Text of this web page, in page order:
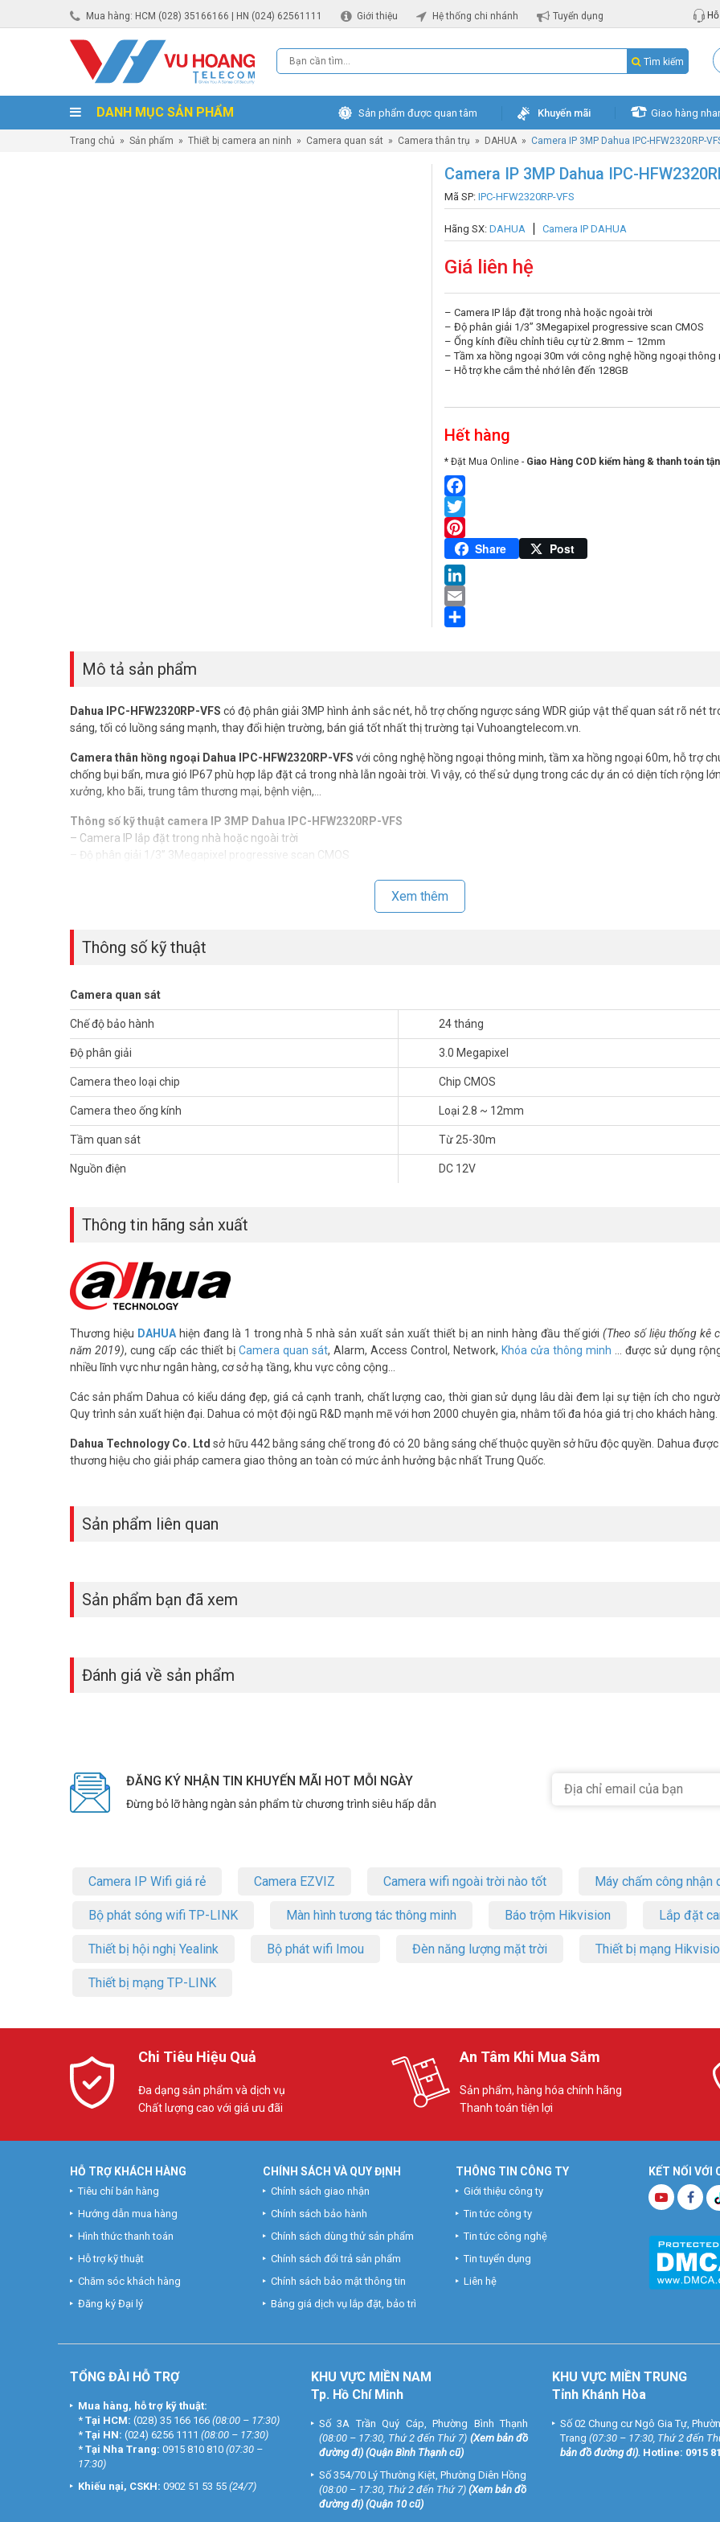
Mua hàng: HCM (028) 35166166 | HN (024) 62561111 Giới thiệu Hệ thống chi nhánh Tuyển dụng Hỗ
Tìm kiếm
DANH MỤC SẢN PHẨM Sản phẩm được quan tâm Khuyến mãi Giao hàng
Trang chủ » Sản phẩm » Thiết bị camera an ninh » Camera quan sát » Camera thân trụ » DAHUA » Camera IP 3MP Dahua IPC-HFW2320RP-
Camera IP 3MP Dahua IPC-
Mã SP: IPC-HFW2320RP-VFS
Hãng SX: DAHUA Camera IP DAHUA
Giá liên hệ
– Camera IP lắp đặt trong nhà hoặc ngoài trời
– Độ phân giải 1/3” 3Megapixel progressive scan CMOS
– Ống kính điều chỉnh tiêu cự từ 2.8mm – 12mm
– Tầm xa hồng ngoại 30m với công nghệ hồng ngoại thông
– Hỗ trợ khe cắm thẻ nhớ lên đến 128GB
Hết hàng
* Đặt Mua Online - Giao Hàng COD kiểm hàng & thanh toán
Facebook
Twitter
Pinterest
Share Post
LinkedIn
Email
Mô tả sản phẩm
Dahua IPC-HFW2320RP-VFS có độ phân giải 3MP hình ảnh sắc nét, hỗ trợ chống ngược sáng WDR giúp vật thể quan sát rõ nét
sáng, tối có luồng sáng mạnh, thay đổi hiện trường, bán giá tốt nhất thị trường tại Vuhoangtelecom.vn.
Camera thân hồng ngoại Dahua IPC-HFW2320RP-VFS với công nghệ hồng ngoại thông minh, tầm xa hồng ngoại 60m, hỗ trợ
chống bụi bẩn, mưa gió IP67 phù hợp lắp đặt cả trong nhà lẫn ngoài trời. Vì vậy, có thể sử dụng trong các dự án có diện tích rộng
xưởng, kho bãi, trung tâm thương mại, bệnh viện,…
Thông số kỹ thuật camera IP 3MP Dahua IPC-HFW2320RP-VFS
– Camera IP lắp đặt trong nhà hoặc ngoài trời
– Độ phân giải 1/3” 3Megapixel progressive scan CMOS
– Chế độ ngày đêm (ICR), Chống ngược sáng thực WDR (120dB), tự động cân bằng trắng (AWB), tự động bù sáng (AGC), chống
– Ống kính điều chỉnh tiêu cự từ 2.8mm – 12mm
– Tầm xa hồng ngoại 30m với công nghệ hồng ngoại thông minh
– Chuẩn tương thích ONVIF, CGI
– Chuẩn ngâm nước IP67
– Điện áp DC 12V hoặc PoE (802.3af)
– Công suất 5,5W
– Chất liệu vỏ kim loại
– Môi trường làm việc từ -30°C~+60°C
– Kích thước 72mm×80mm×212.8mm
– Trọng lượng 0.65Kg
– Xuất xứ: Trung Quốc
– Bảo hành: 24 tháng
– Địa chỉ bán sản phẩm: tại 4 chi nhánh Vuhoangtelecom TpHCM & Hà Nội
(028) 3962 5555 – (024) 6256 1111 – (024) 3273 6666 để được hỗ trợ tốt nhất.
Tham khảo các kênh thông tin khác:
– Facebook:https://www.facebook.com/vuhoangtelecom/
– Youtube:https://www.youtube.com/c/VuhoangTVChannel
– Website:
https://vuhoangtelecom.vn/
Xem thêm
Thông số kỹ thuật
Camera quan sát
Chế độ bảo hành 24 tháng
Độ phân giải 3.0 Megapixel
Camera theo loại chip Chip CMOS
Camera theo ống kính Loại 2.8 ~ 12mm
Tầm quan sát Từ 25-30m
Nguồn điện DC 12V
Thông tin hãng sản xuất
Thương hiệu DAHUAhiện đang là 1 trong nhà 5 nhà sản xuất sản xuất thiết bị an ninh hàng đầu thế giới(Theo số liệu thống kê
năm 2019), cung cấp các thiết bị Camera quan sát, Alarm, Access Control, Network, Khóa cửa thông minh … được sử dụng
nhiều lĩnh vực như ngân hàng, cơ sở hạ tầng, khu vực công cộng…
Các sản phẩm Dahua có kiểu dáng đẹp, giá cả cạnh tranh, chất lượng cao, thời gian sử dụng lâu dài đem lại sự tiện ích cho
Quy trình sản xuất hiện đại. Dahua có một đội ngũ R&D mạnh mẽ với hơn 2000 chuyên gia, nhằm tối đa hóa giá trị cho khách hàng.
Dahua Technology Co. Ltd sở hữu 442 bằng sáng chế trong đó có 20 bằng sáng chế thuộc quyền sở hữu độc quyền. Dahua được
thương hiệu cho giải pháp camera giao thông an toàn có mức ảnh hưởng bậc nhất Trung Quốc.
Sản phẩm liên quan
Sản phẩm bạn đã xem
Đánh giá về sản phẩm
ĐĂNG KÝ NHẬN TIN KHUYẾN MÃI HOT MỖI NGÀY
Đừng bỏ lỡ hàng ngàn sản phẩm từ chương trình siêu hấp dẫn
Camera IP Wifi giá rẻ Camera EZVIZ Camera wifi ngoài trời nào tốt Máy chấm công nhận
Bộ phát sóng wifi TP-LINK Màn hình tương tác thông minh Báo trộm Hikvision Lắp đặt
Thiết bị hội nghị Yealink Bộ phát wifi Imou Đèn năng lượng mặt trời Thiết bị mạng
Thiết bị mạng TP-LINK
Chi Tiêu Hiệu Quả
Đa dạng sản phẩm và dịch vụ
Chất lượng cao với giá ưu đãi
An Tâm Khi Mua Sắm
Sản phẩm, hàng hóa chính hãng
Thanh toán tiện lợi
KẾT NỐI VỚI
HỖ TRỢ KHÁCH HÀNG
Tiêu chí bán hàng
Hướng dẫn mua hàng
Hình thức thanh toán
Hỗ trợ kỹ thuật
Chăm sóc khách hàng
Đăng ký Đại lý
CHÍNH SÁCH VÀ QUY ĐỊNH
Chính sách giao nhận
Chính sách bảo hành
Chính sách dùng thử sản phẩm
Chính sách đổi trả sản phẩm
Chính sách bảo mật thông tin
Bảng giá dịch vụ lắp đặt, bảo trì
THÔNG TIN CÔNG TY
Giới thiệu công ty
Tin tức công ty
Tin tức công nghệ
Tin tuyển dụng
Liên hệ
TỔNG ĐÀI HỖ TRỢ
Mua hàng, hỗ trợ kỹ thuật:
* Tại HCM: (028) 35 166 166 (08:00 – 17:30)
* Tại HN: (024) 6256 1111 (08:00 – 17:30)
* Tại Nha Trang: 0915 810 810 (07:30 –
17:30)
Khiếu nại, CSKH: 0902 51 53 55 (24/7)
KHU VỰC MIỀN NAM
Tp. Hồ Chí Minh
Số 3A Trần Quý Cáp, Phường Bình Thạnh
(08:00 – 17:30, Thứ 2 đến Thứ 7) (Xem bản đồ
đường đi) (Quận Bình Thạnh cũ)
Số 354/70 Lý Thường Kiệt, Phường Diên Hồng
(08:00 – 17:30, Thứ 2 đến Thứ 7) (Xem bản đồ
đường đi) (Quận 10 cũ)
KHU VỰC MIỀN TRUNG
Tỉnh Khánh Hòa
Số 02 Chung cư Ngô Gia Tự,
Trang (07:30 – 17:30, Thứ 2 đến
bản đồ đường đi). Hotline: 0915